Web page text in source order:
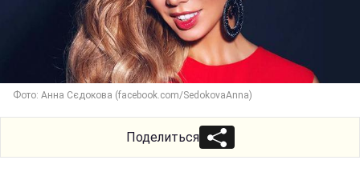
Фото: Анна Сєдокова (facebook.com/SedokovaAnna)
Поделиться